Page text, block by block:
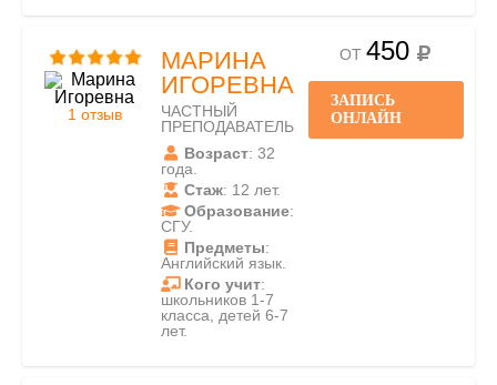
1 отзыв
МАРИНА
ИГОРЕВНА
ЧАСТНЫЙ
ПРЕПОДАВАТЕЛЬ
Возраст: 32
года.
Стаж: 12 лет.
Образование:
СГУ.
Предметы:
Английский язык.
Кого учит:
школьников 1-7
класса, детей 6-7
лет.
ОТ 450
ЗАПИСЬ
ОНЛАЙН